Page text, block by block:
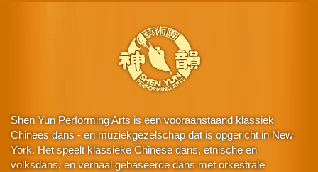
Shen Yun Performing Arts is een vooraanstaand klassiek
Chinees dans - en muziekgezelschap dat is opgericht in New
York. Het speelt klassieke Chinese dans, etnische en
volksdans, en verhaal gebaseerde dans met orkestrale